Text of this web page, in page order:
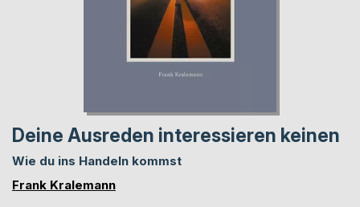
Deine Ausreden interessieren keinen
Wie du ins Handeln kommst
Frank Kralemann